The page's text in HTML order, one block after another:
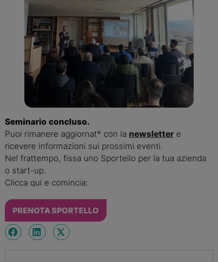
Seminario concluso.
Puoi rimanere aggiornat* con la newsletter e
ricevere informazioni sui prossimi eventi.
Nel frattempo, fissa uno Sportello per la tua azienda
o start-up.
Clicca qui e comincia:
PRENOTA SPORTELLO